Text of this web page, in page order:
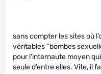
sans compter les sites où
véritables “bombes
pour l’internaute moyen
seule d’entre elles. Vite, il